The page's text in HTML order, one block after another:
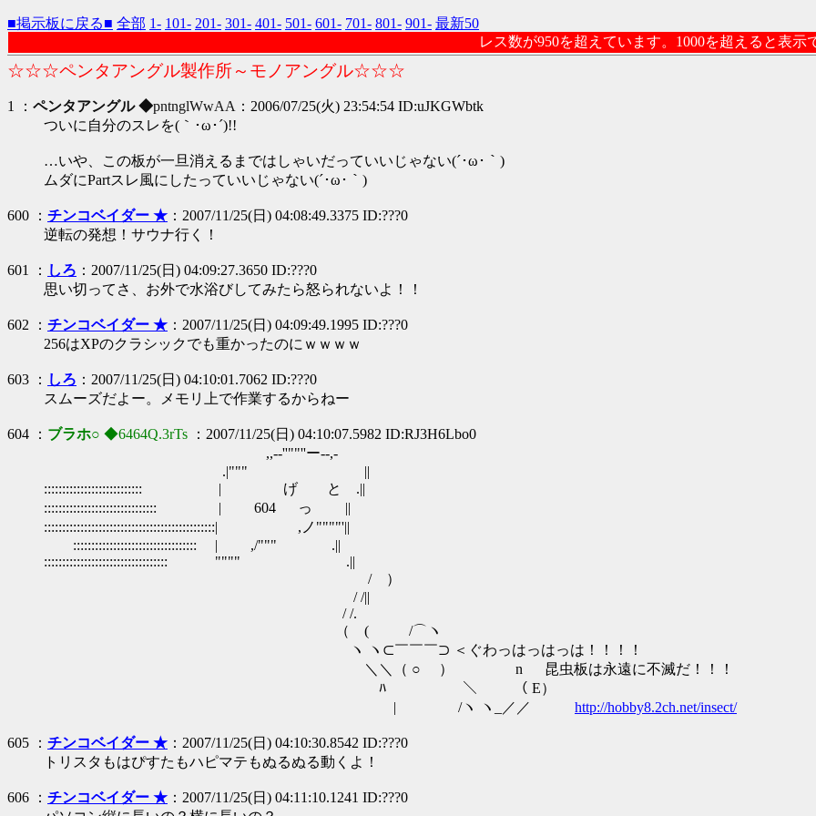
■掲示板に戻る■ 全部 1- 101- 201- 301- 401- 501- 601- 701- 801- 901- 最新50
レス数が950を超えています。1000を超えると表示
☆☆☆ペンタアングル製作所～モノアングル☆☆☆
1 ： ペンタアングル ◆pntnglWwAA ：2006/07/25(火) 23:54:54 ID:uJKGWbtk
ついに自分のスレを(｀･ω･´)!!
…いや、この板が一旦消えるまではしゃいだっていいじゃない(´･ω･｀)
ムダにPartスレ風にしたっていいじゃない(´･ω･｀)
600 ： チンコベイダー ★ ：2007/11/25(日) 04:08:49.3375 ID:???0
逆転の発想！サウナ行く！
601 ： しろ ：2007/11/25(日) 04:09:27.3650 ID:???0
思い切ってさ、お外で水浴びしてみたら怒られないよ！！
602 ： チンコベイダー ★ ：2007/11/25(日) 04:09:49.1995 ID:???0
256はXPのクラシックでも重かったのにｗｗｗｗ
603 ： しろ ：2007/11/25(日) 04:10:01.7062 ID:???0
スムーズだよー。メモリ上で作業するからねー
604 ： ブラホ○ ◆6464Q.3rTs
：2007/11/25(日) 04:10:07.5982 ID:RJ3H6Lbo0
,,-‐''""''ー--,-
.|""" ||
::::::::::::::::::::::::::: | げ と .||
::::::::::::::::::::::::::::::: | 604 っ ||
:::::::::::::::::::::::::::::::::::::::::::::::| ,ノ""""'||
:::::::::::::::::::::::::::::::::: | ,/""" .||
:::::::::::::::::::::::::::::::::: """" .||
/ ）
/ /||
/ /.
（ ( /⌒ヽ
ヽ ヽ⊂￣￣￣⊃ ＜ぐわっはっはっは！！！！
＼＼（ ○ ） n 昆虫板は永遠に不滅だ！！！
ﾊ ＼ （ E）
| /ヽ ヽ_／／ http://hobby8.2ch.net/insect/
605 ： チンコベイダー ★ ：2007/11/25(日) 04:10:30.8542 ID:???0
トリスタもはぴすたもハピマテもぬるぬる動くよ！
606 ： チンコベイダー ★ ：2007/11/25(日) 04:11:10.1241 ID:???0